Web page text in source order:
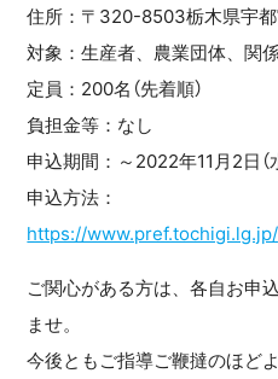
住所：〒320-8503栃木県宇
対象：生産者、農業団体、関
定員：200名（先着順）
負担金等：なし
申込期間：～2022年11月2日（水
申込方法：
https://
ご関心がある方は、各自お申
ませ。
今後ともご指導ご鞭撻のほど